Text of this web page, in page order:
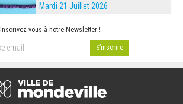
Mardi 21 Juillet 2026
Inscrivez-vous à notre Newsletter !